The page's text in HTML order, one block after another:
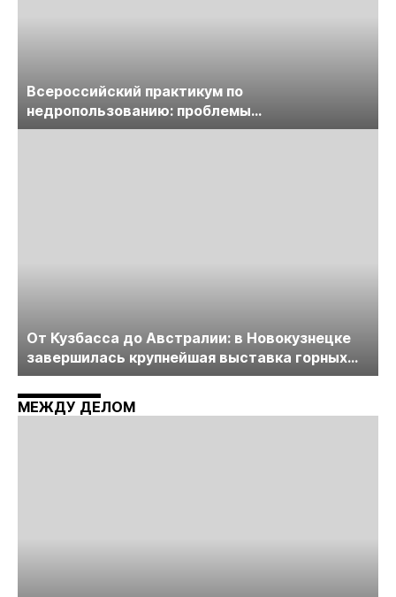
Всероссийский практикум по
недропользованию: проблемы
лицензирования, цифровизации, экспертизы
От Кузбасса до Австралии: в Новокузнецке
завершилась крупнейшая выставка горных
технологий «Недра России. Уголь России и
Майнинг»
МЕЖДУ ДЕЛОМ